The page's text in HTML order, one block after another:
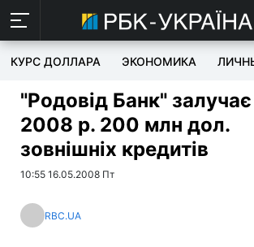
КУРС ДОЛЛАРА ЭКОНОМИКА
"Родовід Банк"
2008 р. 200 млн дол.
зовнішніх кредитів
10:55 16.05.2008 Пт
RBC.UA